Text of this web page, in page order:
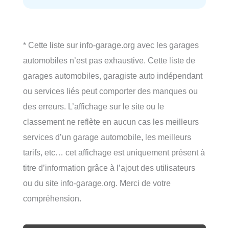
* Cette liste sur info-garage.org avec les garages
automobiles n’est pas exhaustive. Cette liste de
garages automobiles, garagiste auto indépendant
ou services liés peut comporter des manques ou
des erreurs. L’affichage sur le site ou le
classement ne reflète en aucun cas les meilleurs
services d’un garage automobile, les meilleurs
tarifs, etc… cet affichage est uniquement présent à
titre d’information grâce à l’ajout des utilisateurs
ou du site info-garage.org. Merci de votre
compréhension.